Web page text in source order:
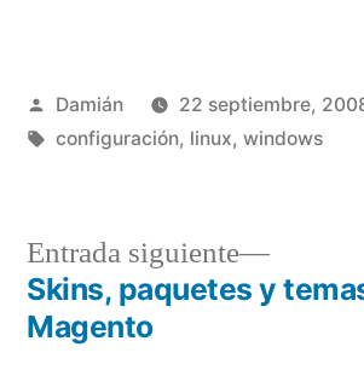
Publicado
por
Damián 22 septiembre,
Etiquetas:
configuración, linux, windows
Navegación
Entrada siguiente
Entrada
Skins, paquetes y
Magento